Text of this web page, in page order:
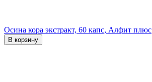
Осина кора экстракт, 60 капс, Алфит плюс
В корзину